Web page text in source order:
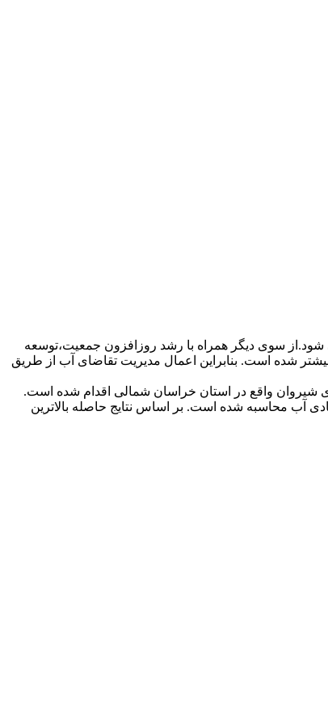
سوی دیگر همراه با رشد روزافزون جمعیت،توسعه
شده است. بنابراین اعمال مدیریت تقاضای آب از طریق
شیروان واقع در استان خراسان شمالی اقدام شده است.
آب محاسبه شده است. بر اساس نتایج حاصله بالاترین